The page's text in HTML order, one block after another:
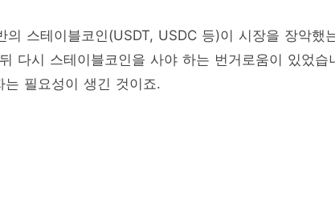
의 스테이블코인(USDT, USDC 등)이 시장을 장악했
다시 스테이블코인을 사야 하는 번거로움이 있었습
는 필요성이 생긴 것이죠.